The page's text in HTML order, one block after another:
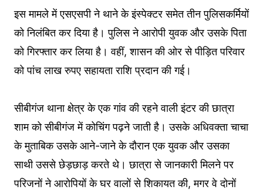
इस मामले में एसएसपी ने थाने के इंस्पेक्टर समेत तीन पुलिसकर्मियों
को निलंबित कर दिया है। पुलिस ने आरोपी युवक और उसके पिता
को गिरफ्तार कर लिया है। वहीं, शासन की ओर से पीड़ित परिवार
को पांच लाख रुपए सहायता राशि प्रदान की गई।
सीबीगंज थाना क्षेत्र के एक गांव की रहने वाली इंटर की छात्रा
शाम को सीबीगंज में कोचिंग पढ़ने जाती है। उसके अधिवक्ता चाचा
के मुताबिक उसके आने-जाने के दौरान एक युवक और उसका
साथी उससे छेड़छाड़ करते थे। छात्रा से जानकारी मिलने पर
परिजनों ने आरोपियों के घर वालों से शिकायत की, मगर वे दोनों